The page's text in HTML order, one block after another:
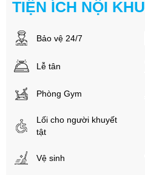
TIỆN ÍCH NỘI KHU
Bảo vệ 24/7
Lễ tân
Phòng Gym
Lối cho người khuyết
tật
Vệ sinh